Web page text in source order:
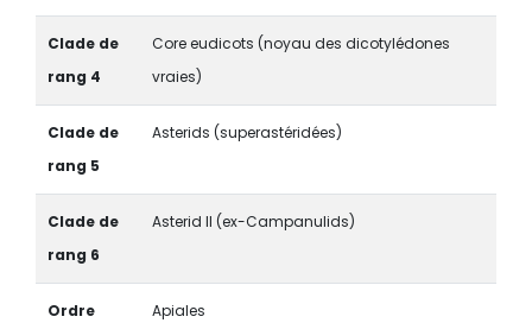
Clade de
rang 4
Core eudicots (noyau des dicotylédones
vraies)
Clade de
rang 5
Asterids (superastéridées)
Clade de
rang 6
Asterid II (ex-Campanulids)
Ordre Apiales